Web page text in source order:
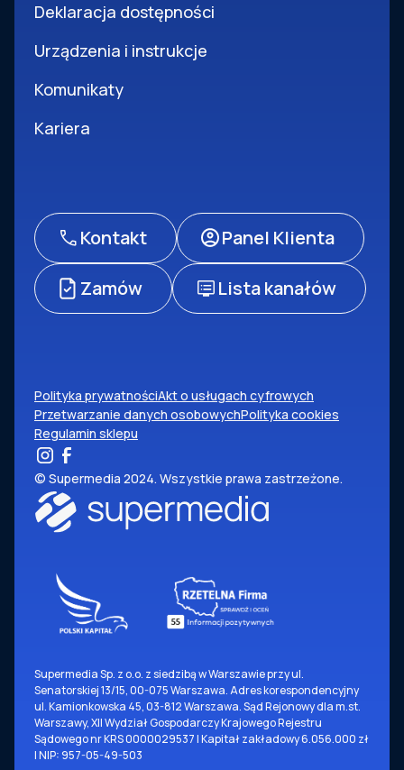
Deklaracja dostępności
Urządzenia i instrukcje
Komunikaty
Kariera
Kontakt Panel Klienta
Zamów Lista kanałów
Polityka prywatnościAkt o usługach cyfrowych
Przetwarzanie danych osobowychPolityka cookies
Regulamin sklepu
© Supermedia 2024. Wszystkie prawa zastrzeżone.
Supermedia Sp. z o.o. z siedzibą w Warszawie przy ul.
Senatorskiej 13/15, 00-075 Warszawa. Adres korespondencyjny
ul. Kamionkowska 45, 03-812 Warszawa. Sąd Rejonowy dla m.st.
Warszawy, XII Wydział Gospodarczy Krajowego Rejestru
Sądowego nr KRS 0000029537 | Kapitał zakładowy 6.056.000 zł
| NIP: 957-05-49-503